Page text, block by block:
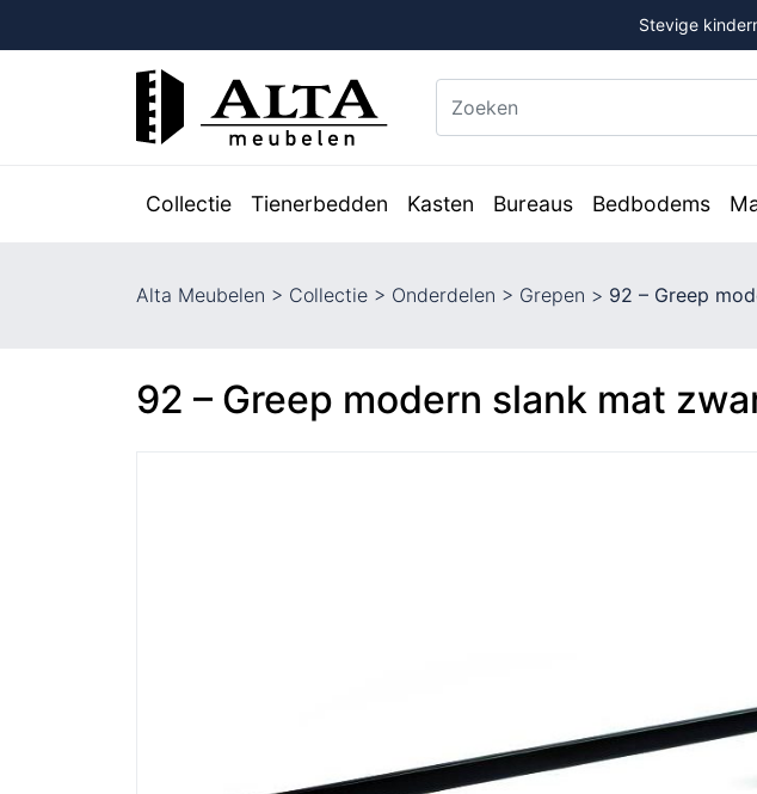
Stevige
Collectie Tienerbedden Kasten Bureaus Bedbodems
Alta Meubelen > Collectie > Onderdelen > Grepen > 92 – Greep
92 – Greep modern slank mat